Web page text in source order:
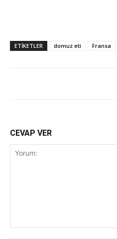
ETİKETLER domuz eti Fransa
CEVAP VER